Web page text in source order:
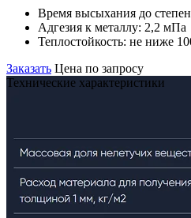
Время высыхания до
Адгезия к металлу: 2,2 мПа
Теплостойкость: не ниже
Заказать Цена по запросу
Технические характеристики